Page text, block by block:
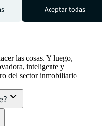
las cosas. Y luego,
inteligente y
del sector inmobiliario
Aceptar todas